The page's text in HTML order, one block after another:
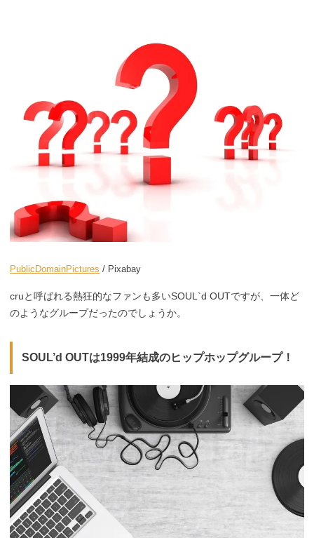
PublicDomainPictures / Pixabay
cruと呼ばれる熱狂的なファンも多いSOUL`d OUTですが、一体ど
のようなグループだったのでしょうか。
SOUL’d OUTは1999年結成のヒップホップグループ！